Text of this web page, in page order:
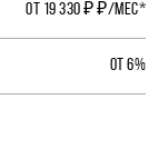
ОТ 19 330 ₽ ₽/МЕС*
ОТ 6%